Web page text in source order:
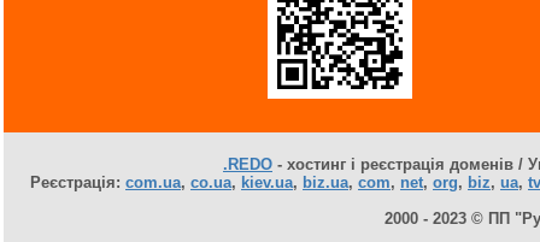
.REDO - хостинг і реєстрація доменів /
Реєстрація: com.ua, co.ua, kiev.ua, biz.ua, com, net, org, biz, ua, tv
2000 - 2023 © ПП